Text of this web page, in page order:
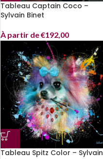
Tableau Captain Coco –
Sylvain Binet
À partir de€192,00
Tableau Spitz Color – Sylvain